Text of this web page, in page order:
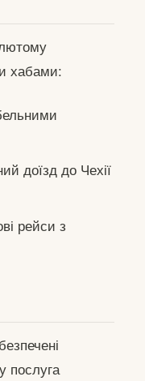
хабами:
доїзд до Чехії
рейси з
послуга